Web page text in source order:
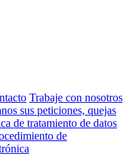
Trabaje con nosotros
sus peticiones, quejas
de tratamiento de datos
de